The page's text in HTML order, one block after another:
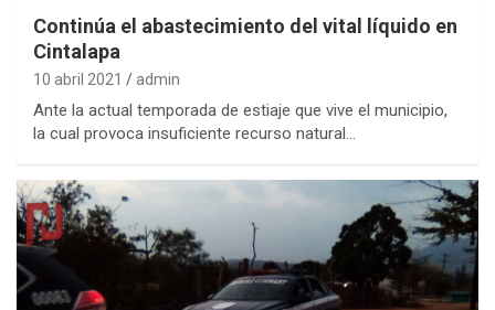
Continúa el abastecimiento del vital líquido en
Cintalapa
10 abril 2021 admin
Ante la actual temporada de estiaje que vive el municipio,
la cual provoca insuficiente recurso natural…